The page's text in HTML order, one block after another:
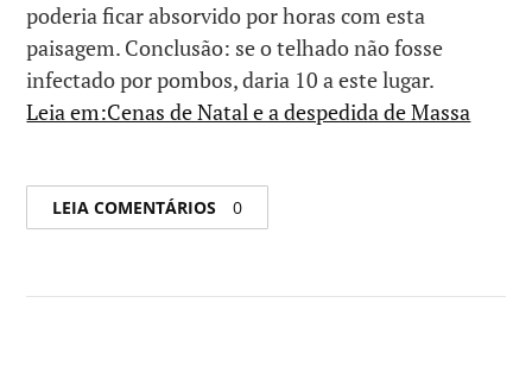
poderia ficar absorvido por horas com esta
paisagem. Conclusão: se o telhado não fosse
infectado por pombos, daria 10 a este lugar.
Leia em:Cenas de Natal e a despedida de Massa
LEIA COMENTÁRIOS 0